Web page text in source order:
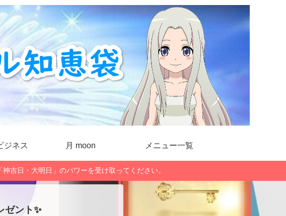
ジネス 月 moon メニュー一覧
吉日・大明日」のパワーを受け取ってください。
ゼント✨